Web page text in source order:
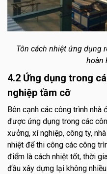
Tôn cách nhiệt ứng dụng
hoàn
4.2 Ứng dụng trong
nghiệp tầm cỡ
Bên cạnh các công trình nhà
được ứng dụng trong các
xưởng, xí nghiệp, công ty,
nhiệt để thi công các công
điểm là cách nhiệt tốt, thời
đầu xây dựng lại không